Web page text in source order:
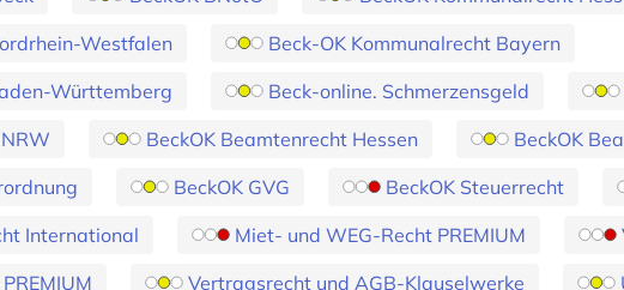
Westfalen
Beck-OK Kommunalrecht Bayern
Württemberg
Beck-online. Schmerzensgeld
BeckOK Beamtenrecht Hessen
BeckOK
BeckOK GVG
BeckOK Steuerrecht
International
Miet- und WEG-Recht PREMIUM
Vertragsrecht und AGB-Klauselwerke